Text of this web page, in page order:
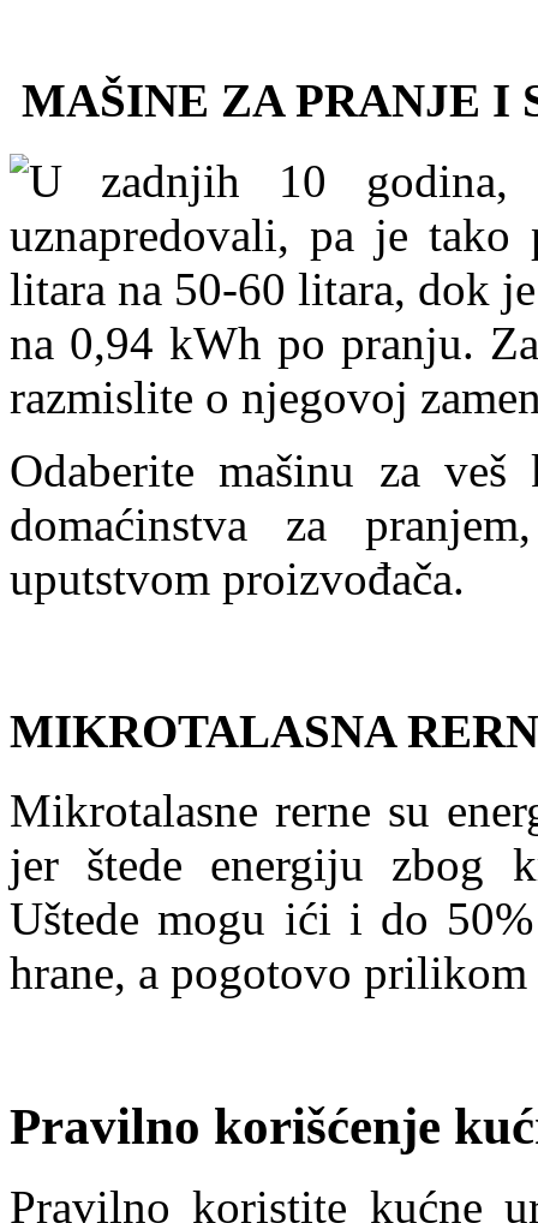
MAŠINE ZA PRANJE I
U zadnjih 10
uznapredovali, pa je tako
litara na 50-60 litara, dok
na 0,94 kWh po pranju.
razmislite o njegovoj
Odaberite mašinu za veš
domaćinstva za
uputstvom proizvođača.
MIKROTALASNA
Mikrotalasne rerne su
jer štede energiju zbog
Uštede mogu ići i do
hrane, a pogotovo prilikom
Pravilno korišćenje
Pravilno koristite kućne